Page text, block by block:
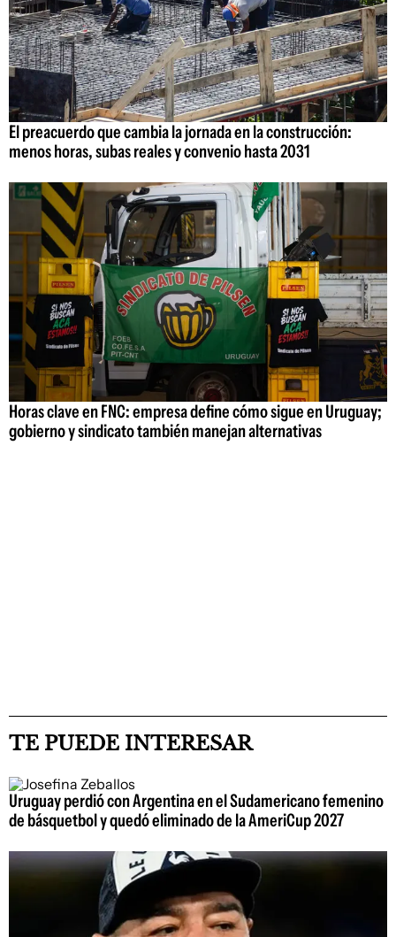
El preacuerdo que cambia la jornada en la construcción:
menos horas, subas reales y convenio hasta 2031
Horas clave en FNC: empresa define cómo sigue en Uruguay;
gobierno y sindicato también manejan alternativas
TE PUEDE INTERESAR
Uruguay perdió con Argentina en el Sudamericano femenino
de básquetbol y quedó eliminado de la AmeriCup 2027